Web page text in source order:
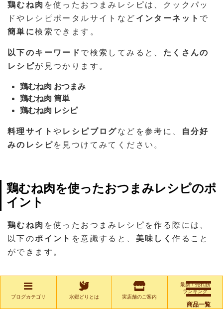
商品一覧
鶏むね肉 を使ったおつまみレシピは、クックパッ
ドやレシピポータルサイトなど インターネット で
簡単に検索できます。
以下のキーワード で検索してみると、 たくさんの
レシピが見つかります。
鶏むね肉 おつまみ
鶏むね肉 簡単
鶏むね肉 レシピ
料理サイト や レシピブログなどを参考に、
自分好
みのレシピを見つけてみてください。
鶏むね肉を使ったおつまみレシピのポ
イント
鶏むね肉 を使ったおつまみレシピを作る際には、
以下のポイント を意識すると、 美味しく作ること
ができます。
鶏むね肉
は中までしっかり火を通す必要がありますが、
ブログカテゴリ 水郷どりとは 実店舗のご案内
最新！売れ筋
ランキング